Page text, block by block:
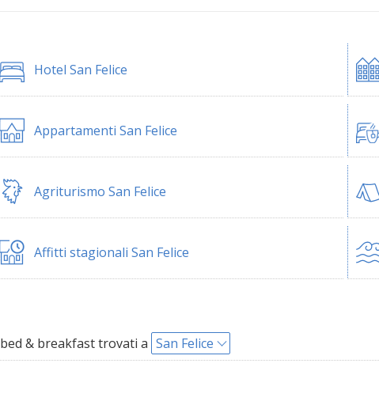
Hotel San Felice
Appartamenti San Felice
Agriturismo San Felice
Affitti stagionali San Felice
bed & breakfast trovati a San Felice